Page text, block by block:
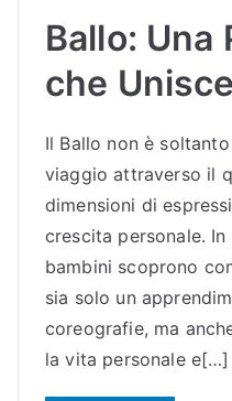
Ballo: Una
che Unisce
Il Ballo non è
viaggio attraverso il
dimensioni di
crescita personale.
bambini scoprono
sia solo un
coreografie, ma
la vita personale e[…]